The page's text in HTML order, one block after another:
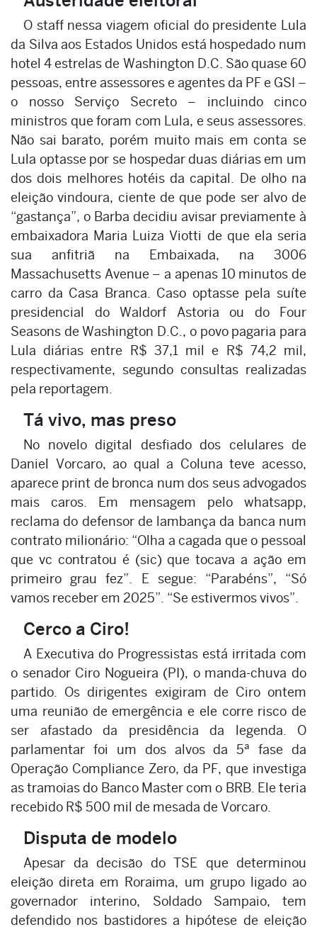
O staff nessa viagem oficial do presidente Lula
da Silva aos Estados Unidos está hospedado num
hotel 4 estrelas de Washington D.C. São quase 60
pessoas, entre assessores e agentes da PF e GSI –
o nosso Serviço Secreto – incluindo cinco
ministros que foram com Lula, e seus assessores.
Não sai barato, porém muito mais em conta se
Lula optasse por se hospedar duas diárias em um
dos dois melhores hotéis da capital. De olho na
eleição vindoura, ciente de que pode ser alvo de
“gastança”, o Barba decidiu avisar previamente à
embaixadora Maria Luiza Viotti de que ela seria
sua anfitriã na Embaixada, na 3006
Massachusetts Avenue – a apenas 10 minutos de
carro da Casa Branca. Caso optasse pela suíte
presidencial do Waldorf Astoria ou do Four
Seasons de Washington D.C., o povo pagaria para
Lula diárias entre R$ 37,1 mil e R$ 74,2 mil,
respectivamente, segundo consultas realizadas
pela reportagem.
Tá vivo, mas preso
No novelo digital desfiado dos celulares de
Daniel Vorcaro, ao qual a Coluna teve acesso,
aparece print de bronca num dos seus advogados
mais caros. Em mensagem pelo whatsapp,
reclama do defensor de lambança da banca num
contrato milionário: “Olha a cagada que o pessoal
que vc contratou é (sic) que tocava a ação em
primeiro grau fez”. E segue: “Parabéns”, “Só
vamos receber em 2025”. “Se estivermos vivos”.
Cerco a Ciro!
A Executiva do Progressistas está irritada com
o senador Ciro Nogueira (PI), o manda-chuva do
partido. Os dirigentes exigiram de Ciro ontem
uma reunião de emergência e ele corre risco de
ser afastado da presidência da legenda. O
parlamentar foi um dos alvos da 5ª fase da
Operação Compliance Zero, da PF, que investiga
as tramoias do Banco Master com o BRB. Ele teria
recebido R$ 500 mil de mesada de Vorcaro.
Disputa de modelo
Apesar da decisão do TSE que determinou
eleição direta em Roraima, um grupo ligado ao
governador interino, Soldado Sampaio, tem
defendido nos bastidores a hipótese de eleição